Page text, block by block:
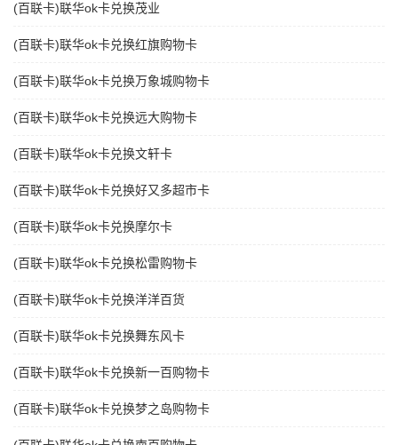
(百联卡)联华ok卡兑换茂业
(百联卡)联华ok卡兑换红旗购物卡
(百联卡)联华ok卡兑换万象城购物卡
(百联卡)联华ok卡兑换远大购物卡
(百联卡)联华ok卡兑换文轩卡
(百联卡)联华ok卡兑换好又多超市卡
(百联卡)联华ok卡兑换摩尔卡
(百联卡)联华ok卡兑换松雷购物卡
(百联卡)联华ok卡兑换洋洋百货
(百联卡)联华ok卡兑换舞东风卡
(百联卡)联华ok卡兑换新一百购物卡
(百联卡)联华ok卡兑换梦之岛购物卡